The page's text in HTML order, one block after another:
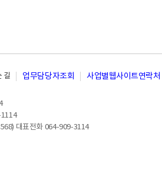
길 업무담당자조회 사업별웹사이트연락처
대표전화 064-909-3114